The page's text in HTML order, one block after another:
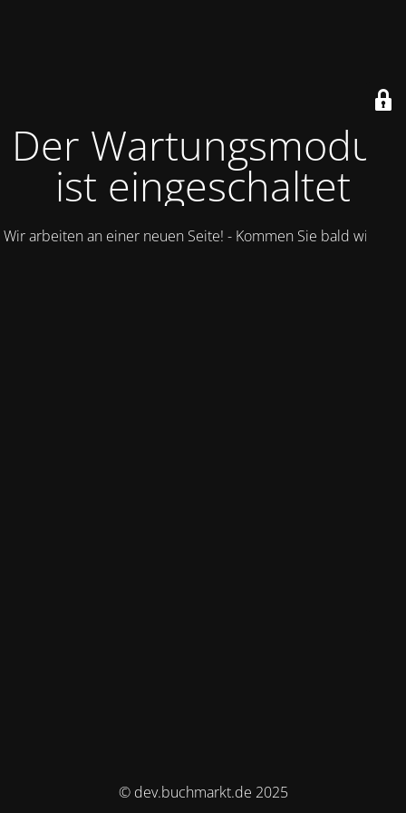
Der Wartungsmodus
ist eingeschaltet
Wir arbeiten an einer neuen Seite! - Kommen Sie bald wieder.
© dev.buchmarkt.de 2025